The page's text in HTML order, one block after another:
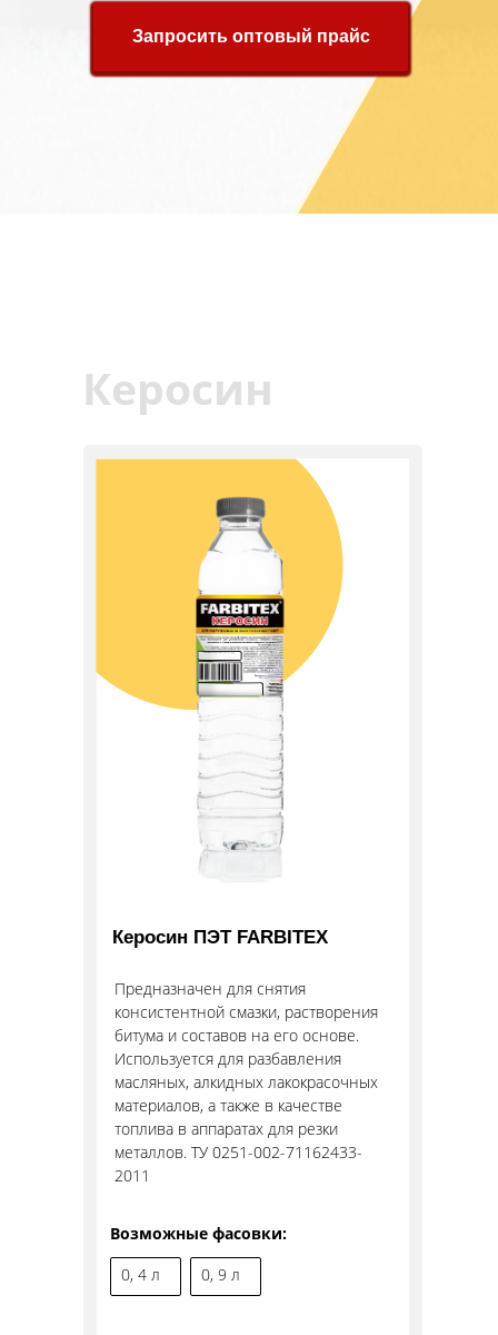
Запросить оптовый прайс
Керосин
Керосин ПЭТ FARBITEX
Предназначен для снятия
консистентной смазки, растворения
битума и составов на его основе.
Используется для разбавления
масляных, алкидных лакокрасочных
материалов, а также в качестве
топлива в аппаратах для резки
металлов. ТУ 0251-002-71162433-
2011
Возможные фасовки:
0, 4 л
0, 9 л